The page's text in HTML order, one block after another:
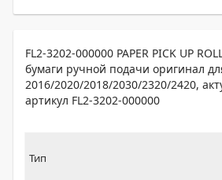
FL2-3202-000000 PAPER PICK UP
бумаги ручной подачи оригинал
2016/2020/2018/2030/2320/2420,
артикул FL2-3202-000000
Тип